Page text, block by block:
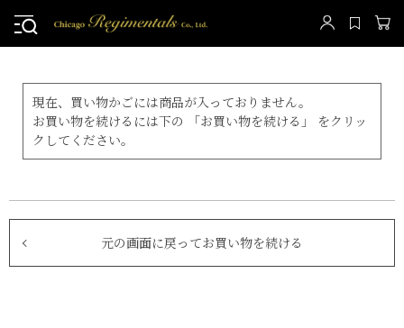
現在、買い物かごには商品が入っておりません。
お買い物を続けるには下の 「お買い物を続ける」 をクリッ
クしてください。
元の画面に戻ってお買い物を続ける